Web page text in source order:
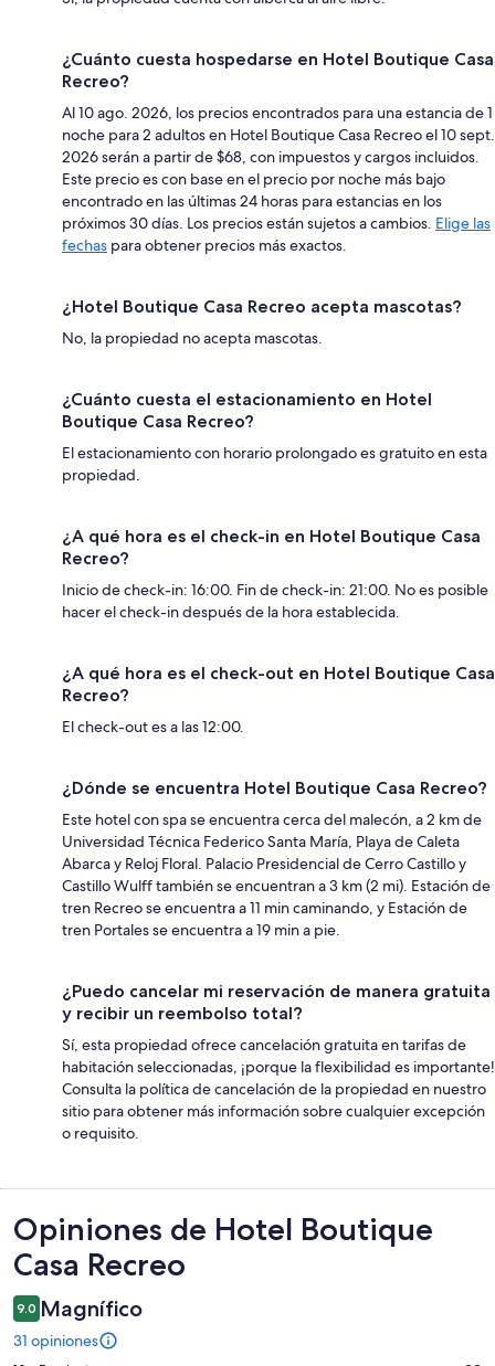
¿Cuánto cuesta hospedarse en Hotel Boutique Casa
Recreo?
Al 10 ago. 2026, los precios encontrados para una estancia de 1
noche para 2 adultos en Hotel Boutique Casa Recreo el 10 sept.
2026 serán a partir de $68, con impuestos y cargos incluidos.
Este precio es con base en el precio por noche más bajo
encontrado en las últimas 24 horas para estancias en los
próximos 30 días. Los precios están sujetos a cambios. Elige las
fechas para obtener precios más exactos.
¿Hotel Boutique Casa Recreo acepta mascotas?
No, la propiedad no acepta mascotas.
¿Cuánto cuesta el estacionamiento en Hotel
Boutique Casa Recreo?
El estacionamiento con horario prolongado es gratuito en esta
propiedad.
¿A qué hora es el check-in en Hotel Boutique Casa
Recreo?
Inicio de check-in: 16:00. Fin de check-in: 21:00. No es posible
hacer el check-in después de la hora establecida.
¿A qué hora es el check-out en Hotel Boutique Casa
Recreo?
El check-out es a las 12:00.
¿Dónde se encuentra Hotel Boutique Casa Recreo?
Este hotel con spa se encuentra cerca del malecón, a 2 km de
Universidad Técnica Federico Santa María, Playa de Caleta
Abarca y Reloj Floral. Palacio Presidencial de Cerro Castillo y
Castillo Wulff también se encuentran a 3 km (2 mi). Estación de
tren Recreo se encuentra a 11 min caminando, y Estación de
tren Portales se encuentra a 19 min a pie.
¿Puedo cancelar mi reservación de manera gratuita
y recibir un reembolso total?
Sí, esta propiedad ofrece cancelación gratuita en tarifas de
habitación seleccionadas, ¡porque la flexibilidad es importante!
Consulta la política de cancelación de la propiedad en nuestro
sitio para obtener más información sobre cualquier excepción
o requisito.
Opiniones
Opiniones de Hotel Boutique
Casa Recreo
9.0 Magnífico
31 opiniones